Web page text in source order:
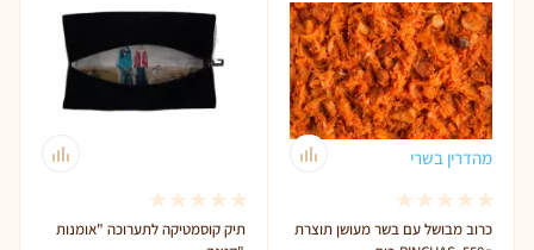
תיק קוסמטיקה לתערוכה "אומנות
מהדרין בשרי
כרוב מבושל עם בשר מעושן תוצרת